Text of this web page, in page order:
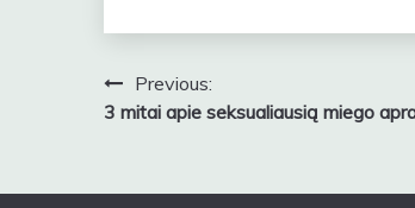
Navigacija
tarp
Previous:
3 mitai apie seksualiausią miego